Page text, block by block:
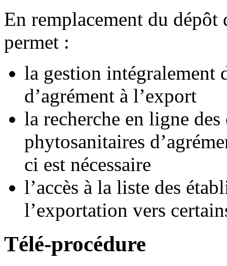
En remplacement du dépôt
permet :
la gestion intégralement
d’agrément à l’export
la recherche en ligne
phytosanitaires
ci est nécessaire
l’accès à la liste des
l’exportation vers
Télé-procédure